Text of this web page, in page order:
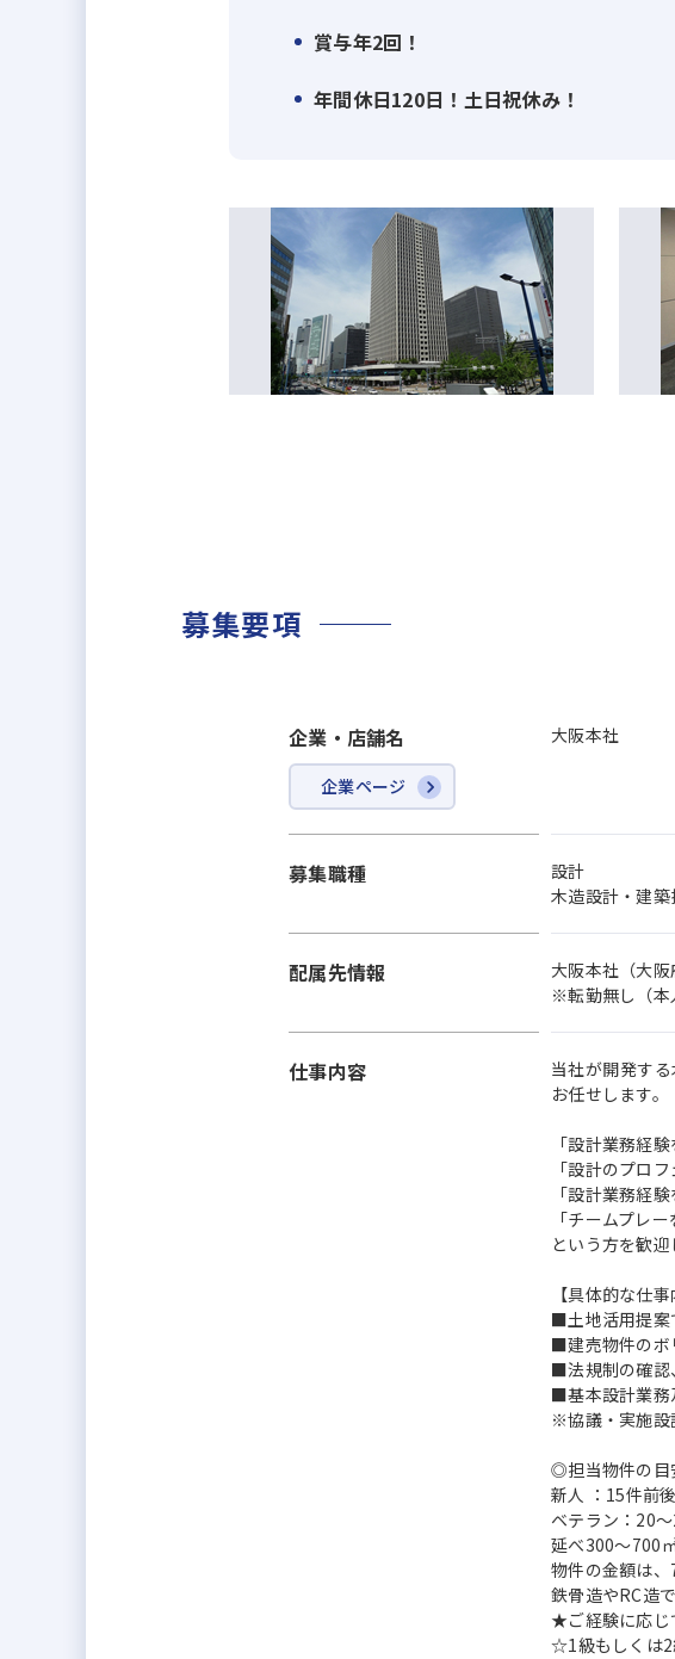
情報の透明性を徹底し、信頼を軸にしたサービス
2029年には1,000億円超を目指しています。
資産運用をより多くの方々に開かれたものとし、
＼ホワイト企業認定 最高ランク 『プラチナ』取得
「家族に入社を勧めたい次世代に残していきた
2025年7月1日(火)に、最高ランク『プラチナ』
認定基準項目のうち、人材育成/働きがい、柔軟
賞与年2回！
年間休日120日！土日祝休み！
募集要項
企業・店舗名
企業ページ
大阪本社
募集職種
設計
木造設計・建
配属先情報
大阪本社（大
※転勤無し（本
仕事内容
当社が開発す
お任せします。
「設計業務経
「設計のプロ
「設計業務経
「チームプレ
という方を歓迎
【具体的な仕事
■土地活用提案
■建売物件のボ
■法規制の確認
■基本設計業務
※協議・実施設
◎担当物件の目
新人 ：15件前後
ベテラン：20
延べ300～700
物件の金額は、
鉄骨造やRC造
★ご経験に応じ
☆1級もしくは2